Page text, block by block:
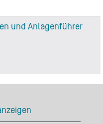
und Anlagenführer